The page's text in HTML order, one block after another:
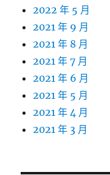
2022 年 5 月
2021 年 9 月
2021 年 8 月
2021 年 7 月
2021 年 6 月
2021 年 5 月
2021 年 4 月
2021 年 3 月